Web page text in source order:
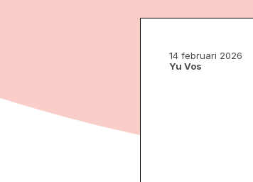
14 februari 2026
Yu Vos